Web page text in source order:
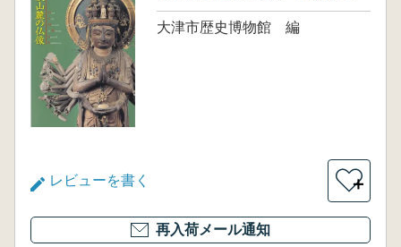
大津市歴史博物館 編
レビューを書く ＋
再入荷メール通知